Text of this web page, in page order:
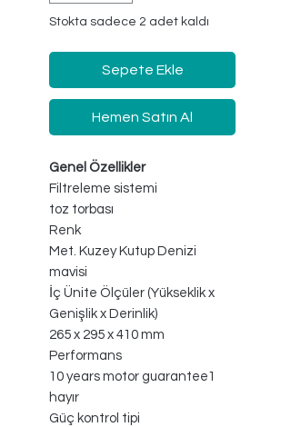
Stokta sadece 2 adet kaldı
Sepete Ekle
Hemen Satın Al
Genel Özellikler
Filtreleme sistemi
toz torbası
Renk
Met. Kuzey Kutup Denizi
mavisi
İç Ünite Ölçüler (Yükseklik x
Genişlik x Derinlik)
265 x 295 x 410 mm
Performans
10 years motor guarantee1
hayır
Güç kontrol tipi